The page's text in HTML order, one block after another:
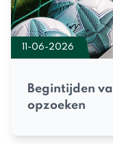
11-06-2026
Begintijden
opzoeken